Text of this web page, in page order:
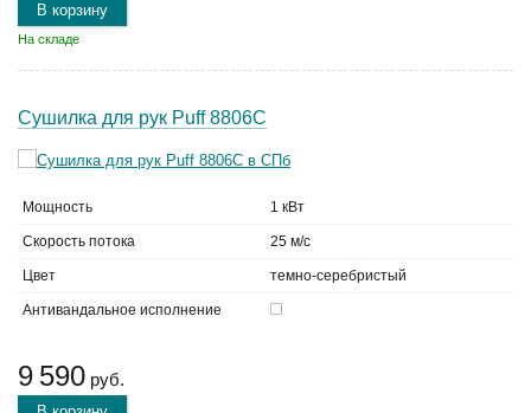
В корзину
На складе
Сушилка для рук Puff 8806C
Мощность 1 кВт
Скорость потока 25 м/с
Цвет темно-серебристый
Антивандальное исполнение
9 590 руб.